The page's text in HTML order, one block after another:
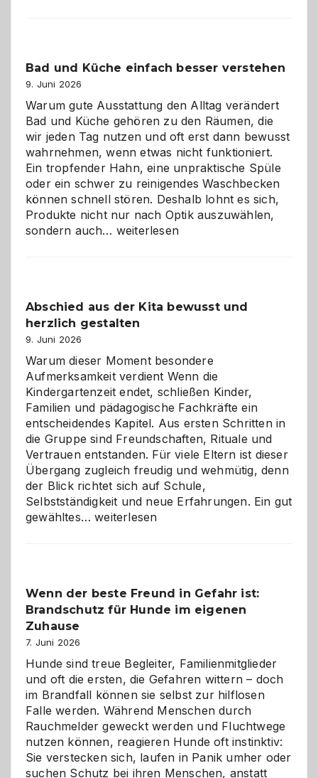
Bad und Küche einfach besser verstehen
9. Juni 2026
Warum gute Ausstattung den Alltag verändert
Bad und Küche gehören zu den Räumen, die
wir jeden Tag nutzen und oft erst dann bewusst
wahrnehmen, wenn etwas nicht funktioniert.
Ein tropfender Hahn, eine unpraktische Spüle
oder ein schwer zu reinigendes Waschbecken
können schnell stören. Deshalb lohnt es sich,
Produkte nicht nur nach Optik auszuwählen,
sondern auch… Bad
verstehen
weiterlesen
Abschied aus der Kita bewusst und
herzlich gestalten
9. Juni 2026
Warum dieser Moment besondere
Aufmerksamkeit verdient Wenn die
Kindergartenzeit endet, schließen Kinder,
Familien und pädagogische Fachkräfte ein
entscheidendes Kapitel. Aus ersten Schritten in
die Gruppe sind Freundschaften, Rituale und
Vertrauen entstanden. Für viele Eltern ist dieser
Übergang zugleich freudig und wehmütig, denn
der Blick richtet sich auf Schule,
Selbstständigkeit und neue Erfahrungen. Ein gut
gewähltes…Abschied
und
herzlich
weiterlesen
Wenn der beste Freund in Gefahr ist:
Brandschutz für Hunde im eigenen
Zuhause
7. Juni 2026
Hunde sind treue Begleiter, Familienmitglieder
und oft die ersten, die Gefahren wittern – doch
im Brandfall können sie selbst zur hilflosen
Falle werden. Während Menschen durch
Rauchmelder geweckt werden und Fluchtwege
nutzen können, reagieren Hunde oft instinktiv:
Sie verstecken sich, laufen in Panik umher oder
suchen Schutz bei ihren Menschen, anstatt